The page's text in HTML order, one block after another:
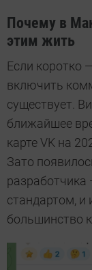
Почему в
этим жить
Если коротко
включить
существует.
ближайшее
карте VK на
Зато
разработчика
стандартом, и
большинство